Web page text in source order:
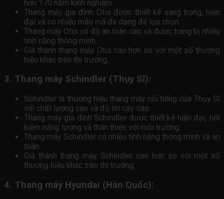
hơn 170 năm kinh nghiệm.
Thang máy gia đình Otis được thiết kế sang trọng, hiện
đại và có nhiều mẫu mã đa dạng để lựa chọn.
Thang máy Otis có độ an toàn cao và được trang bị nhiều
tính năng thông minh.
Giá thành thang máy Otis cao hơn so với một số thương
hiệu khác trên thị trường.
3. Thang máy Schindler (Thụy Sĩ):
Schindler là thương hiệu thang máy nổi tiếng của Thụy Sĩ
với chất lượng cao và độ tin cậy cao.
Thang máy gia đình Schindler được thiết kế hiện đại, tiết
kiệm năng lượng và thân thiện với môi trường.
Thang máy Schindler có nhiều tính năng thông minh và an
toàn.
Giá thành thang máy Schindler cao hơn so với một số
thương hiệu khác trên thị trường.
4. Thang máy Hyundai (Hàn Quốc):